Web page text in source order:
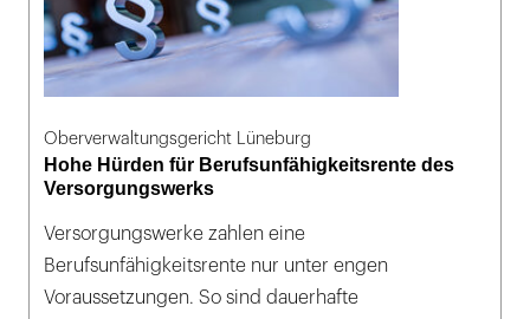
Oberverwaltungsgericht Lüneburg
Hohe Hürden für Berufsunfähigkeitsrente des
Versorgungswerks
Versorgungswerke zahlen eine
Berufsunfähigkeitsrente nur unter engen
Voraussetzungen. So sind dauerhafte